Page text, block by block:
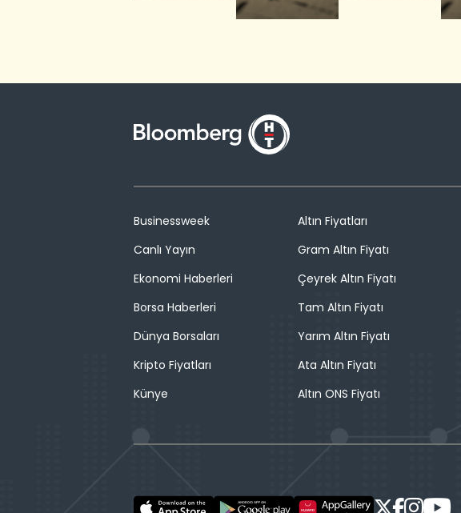
Businessweek
Canlı Yayın
Ekonomi Haberleri
Borsa Haberleri
Dünya Borsaları
Kripto Fiyatları
Künye
Altın Fiyatları
Gram Altın Fiyatı
Çeyrek Altın Fiyatı
Tam Altın Fiyatı
Yarım Altın Fiyatı
Ata Altın Fiyatı
Altın ONS Fiyatı